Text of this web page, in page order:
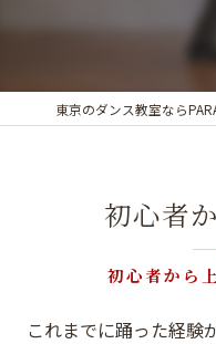
初心者から
初心者
これまでに踊った経験